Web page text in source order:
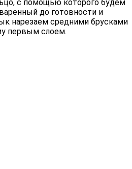
с помощью которого будем
до готовности и
нарезаем средними брусками
первым слоем.